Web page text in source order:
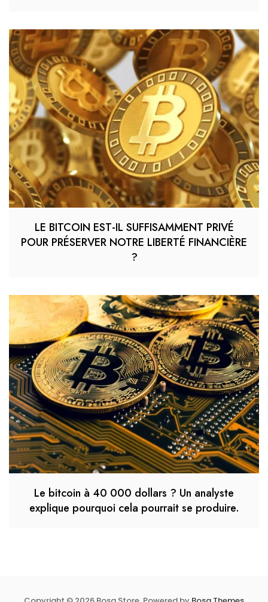
LE BITCOIN EST-IL SUFFISAMMENT PRIVÉ
POUR PRÉSERVER NOTRE LIBERTÉ FINANCIÈRE
?
Le bitcoin à 40 000 dollars ? Un analyste
explique pourquoi cela pourrait se produire.